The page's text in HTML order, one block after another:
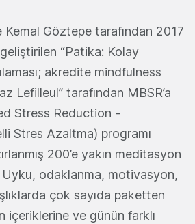
Kemal Göztepe tarafından 2017
“Patika: Kolay
akredite mindfulness
Lefilleul” tarafından MBSR’a
Stress Reduction -
Stres Azaltma) programı
200’e yakın meditasyon
Uyku, odaklanma, motivasyon,
çok sayıda paketten
içeriklerine ve günün farklı